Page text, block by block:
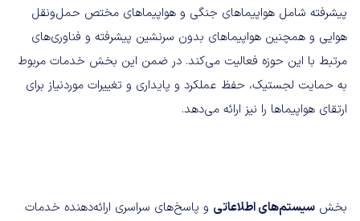
پیشرفته شامل هواپیماهای جنگی و هواپیماهای مختص حمل‌ونقل
هوایی و همچنین هواپیماهای بدون سرنشین پیشرفته و فناوری‌های
مرتبط با این حوزه فعالیت می‌کند. در ضمن این بخش خدمات مربوط
به حمایت لجستیک، حفظ عملکرد و پایداری و تغییرات موردنیاز برای
ارتقای هواپیماها را نیز ارائه می‌دهد.
بخش سیستم‌های اطلاعاتی و پاسخ‌های سراسری ارائه‌دهنده خدمات